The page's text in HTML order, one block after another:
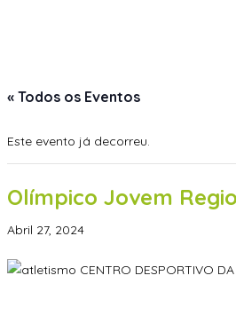
« Todos os Eventos
Este evento já decorreu.
Olímpico Jovem
Abril 27, 2024